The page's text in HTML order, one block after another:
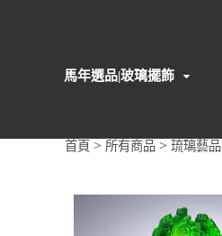
馬年選品|玻璃擺飾
首頁 > 所有商品 > 琉璃藝品